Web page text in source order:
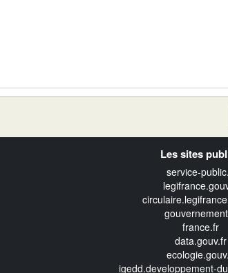
Les sites
service-
france.fr
data.gouv.fr
igedd.developpement-